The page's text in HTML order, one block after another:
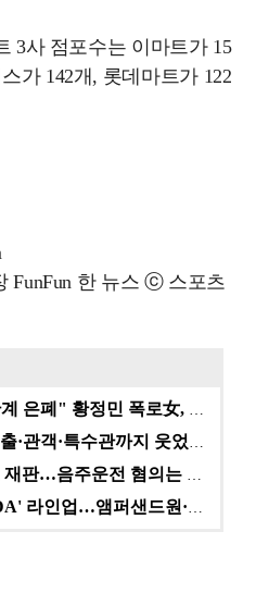
3사 점포수는 이마트가 15
가 142개, 롯데마트가 122
FunFun 한 뉴스 ⓒ 스포츠